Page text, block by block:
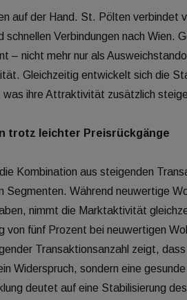
auf der Hand. St. Pölten verbindet
schnellen Verbindungen nach Wien.
– nicht mehr nur als
Gleichzeitig entwickelt sich die
was ihre Attraktivität zusätzlich
trotz leichter Preisrückgänge
Kombination aus steigenden
Segmenten. Während neuwertige
nimmt die Marktaktivität
von fünf Prozent bei neuwertigen
Transaktionsanzahl zeigt,
Widerspruch, sondern eine
deutet auf eine Stabilisierung